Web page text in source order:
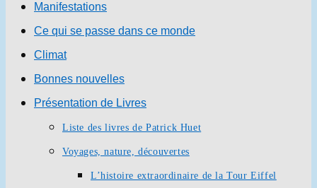
Manifestations
Ce qui se passe dans ce monde
Climat
Bonnes nouvelles
Présentation de Livres
Liste des livres de Patrick Huet
Voyages, nature, découvertes
L’histoire extraordinaire de la Tour Eiffel